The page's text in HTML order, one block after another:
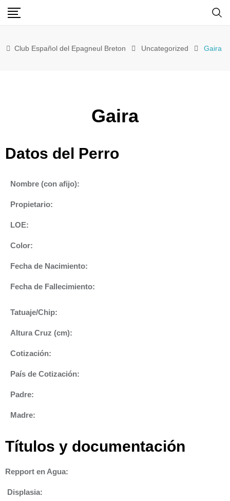
Club Español del Epagneul Breton Uncategorized Gaira
Gaira
Datos del Perro
Nombre (con afijo):
Propietario:
LOE:
Color:
Fecha de Nacimiento:
Fecha de Fallecimiento:
Tatuaje/Chip:
Altura Cruz (cm):
Cotización:
País de Cotización:
Padre:
Madre:
Títulos y documentación
Repport en Agua:
Displasia: